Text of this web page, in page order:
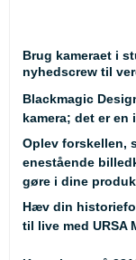
Brug kameraet i
nyhedscrew til
Blackmagic
kamera; det er
Oplev forskellen,
enestående
gøre i dine
Hæv din
til live med URSA